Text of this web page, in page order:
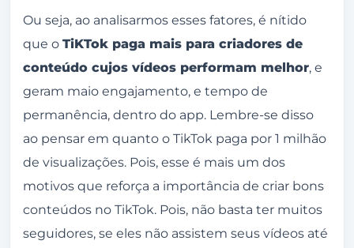
Ou seja, ao analisarmos esses fatores, é nítido
que o TiKTok paga mais para criadores de
conteúdo cujos vídeos performam melhor, e
geram maio engajamento, e tempo de
permanência, dentro do app. Lembre-se disso
ao pensar em quanto o TikTok paga por 1 milhão
de visualizações. Pois, esse é mais um dos
motivos que reforça a importância de criar bons
conteúdos no TikTok. Pois, não basta ter muitos
seguidores, se eles não assistem seus vídeos até